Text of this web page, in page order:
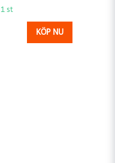
1 st
KÖP NU